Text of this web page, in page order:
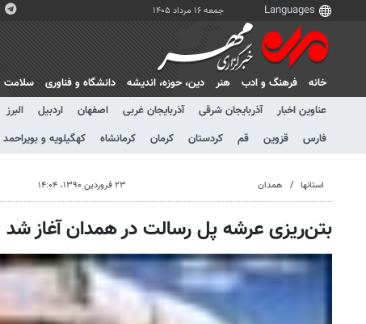
جمعه ۱۶ مرداد ۱۴۰۵
خانه فرهنگ و ادب هنر دين، حوزه، انديشه دانشگاه و فناوری سلامت
عناوین اخبار
آذربایجان شرقی آذربایجان غربی اصفهان اردبیل البرز
فارس
قزوین قم کردستان کرمان کرمانشاه کهگیلویه و بویراحمد
استانها همدان ۲۳ فروردین ۱۳۹۰، ۱۴:۰۴
بتن‌ریزی عرشه پل رسالت در همدان آغاز شد